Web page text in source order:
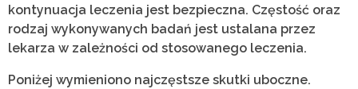
kontynuacja leczenia jest bezpieczna. Częstość oraz
rodzaj wykonywanych badań jest ustalana przez
lekarza w zależności od stosowanego leczenia.
Poniżej wymieniono najczęstsze skutki uboczne.